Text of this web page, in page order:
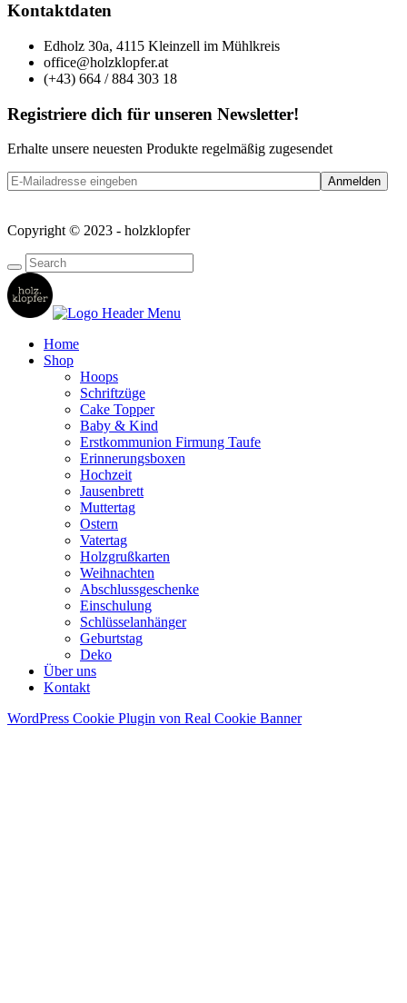
Kontaktdaten
Edholz 30a, 4115 Kleinzell im Mühlkreis
office@holzklopfer.at
(+43) 664 / 884 303 18
Registriere dich für unseren Newsletter!
Erhalte unsere neuesten Produkte regelmäßig zugesendet
Copyright © 2023 - holzklopfer
Home
Shop
Hoops
Schriftzüge
Cake Topper
Baby & Kind
Erstkommunion Firmung Taufe
Erinnerungsboxen
Hochzeit
Jausenbrett
Muttertag
Ostern
Vatertag
Holzgrußkarten
Weihnachten
Abschlussgeschenke
Einschulung
Schlüsselanhänger
Geburtstag
Deko
Über uns
Kontakt
WordPress Cookie Plugin von Real Cookie Banner